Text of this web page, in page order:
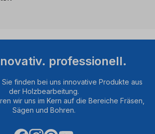
professionell.
Sie finden bei uns innovative Produkte aus
der Holzbearbeitung.
wir uns im Kern auf die Bereiche Fräsen,
Sägen und Bohren.